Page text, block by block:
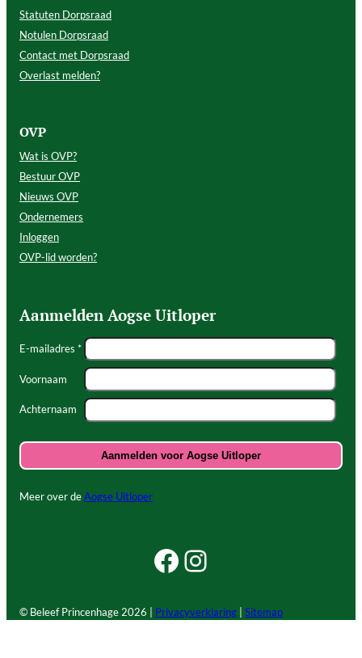
Statuten Dorpsraad
Notulen Dorpsraad
Contact met Dorpsraad
Overlast melden?
OVP
Wat is OVP?
Bestuur OVP
Nieuws OVP
Ondernemers
Inloggen
OVP-lid worden?
Aanmelden Aogse Uitloper
E-mailadres *
Voornaam
Achternaam
Meer over deAogse Uitloper
Facebook Beleef Princenhage
Instagram Beleef Princenhage
© Beleef Princenhage2026 | Privacyverklaring Sitemap